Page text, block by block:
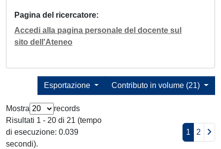
Pagina del ricercatore
Accedi alla pagina personale del docente sul
sito dell'Ateneo
Contributo in volume (21)
Esportazione
Mostra
records
Risultati 1 - 20 di 21 (tempo
di esecuzione: 0.039
secondi).
1 2